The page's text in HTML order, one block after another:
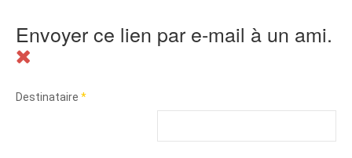
Envoyer ce lien par e-mail à un ami.
Destinataire *